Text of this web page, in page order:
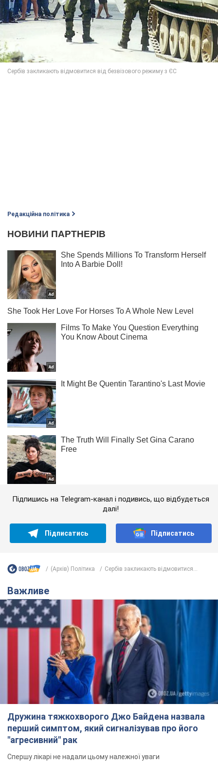
Редакційна політика
Підпишись на Telegram-канал і подивись, що відбудеться
далі!
Підписатись Підписатись
(Архів) Політика Сербів закликають відмовитися...
Важливе
Дружина тяжкохворого Джо Байдена назвала
перший симптом, який сигналізував про його
"агресивний" рак
Спершу лікарі не надали цьому належної уваги